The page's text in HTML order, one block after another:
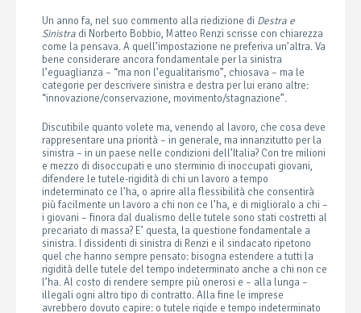
Un anno fa, nel suo commento alla riedizione di Destra e
Sinistra di Norberto Bobbio, Matteo Renzi scrisse con chiarezza
come la pensava. A quell’impostazione ne preferiva un’altra. Va
bene considerare ancora fondamentale per la sinistra
l’eguaglianza – “ma non l’egualitarismo”, chiosava – ma le
categorie per descrivere sinistra e destra per lui erano altre:
“innovazione/conservazione, movimento/stagnazione”.
Discutibile quanto volete ma, venendo al lavoro, che cosa deve
rappresentare una priorità – in generale, ma innanzitutto per la
sinistra – in un paese nelle condizioni dell’Italia? Con tre milioni
e mezzo di disoccupati e uno sterminio di inoccupati giovani,
difendere le tutele-rigidità di chi un lavoro a tempo
indeterminato ce l’ha, o aprire alla flessibilità che consentirà
più facilmente un lavoro a chi non ce l’ha, e di miglioralo a chi –
i giovani – finora dal dualismo delle tutele sono stati costretti al
precariato di massa? E’ questa, la questione fondamentale a
sinistra. I dissidenti di sinistra di Renzi e il sindacato ripetono
quel che hanno sempre pensato: bisogna estendere a tutti la
rigidità delle tutele del tempo indeterminato anche a chi non ce
l’ha. Al costo di rendere sempre più onerosi e – alla lunga –
illegali ogni altro tipo di contratto. Alla fine le imprese
avrebbero dovuto capire: o tutele rigide e tempo indeterminato